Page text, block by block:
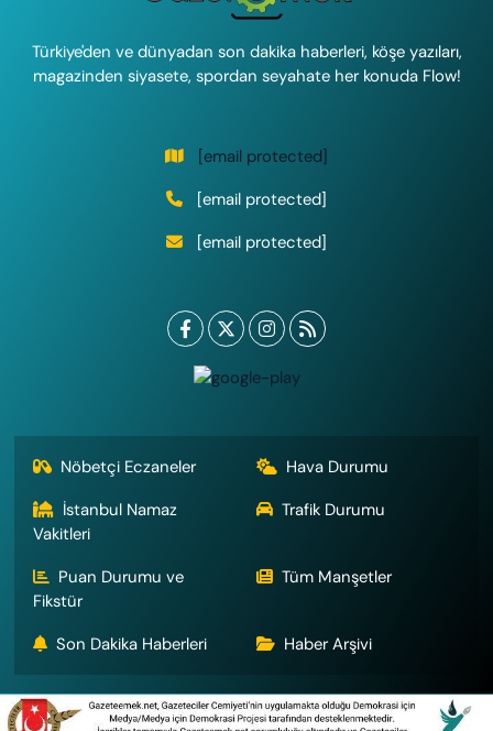
Türkiye'den ve dünyadan son dakika haberleri, köşe yazıları,
magazinden siyasete, spordan seyahate her konuda Flow!
[email protected]
[email protected]
[email protected]
Nöbetçi Eczaneler
Hava Durumu
İstanbul Namaz
Vakitleri
Trafik Durumu
Puan Durumu ve
Fikstür
Tüm Manşetler
Son Dakika Haberleri Haber Arşivi